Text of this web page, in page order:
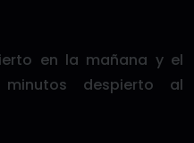
en la mañana y el
despierto al